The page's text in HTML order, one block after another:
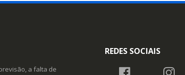
a falta de
REDES SOCIAIS